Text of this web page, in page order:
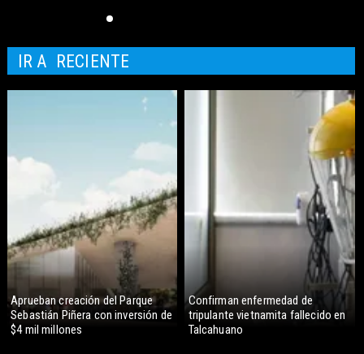
Aprueban creación del Parque
Sebastián Piñera con inversión de
$4 mil millones
Confirman enfermedad de
tripulante vietnamita fallecido en
Talcahuano
IR A RECIENTE